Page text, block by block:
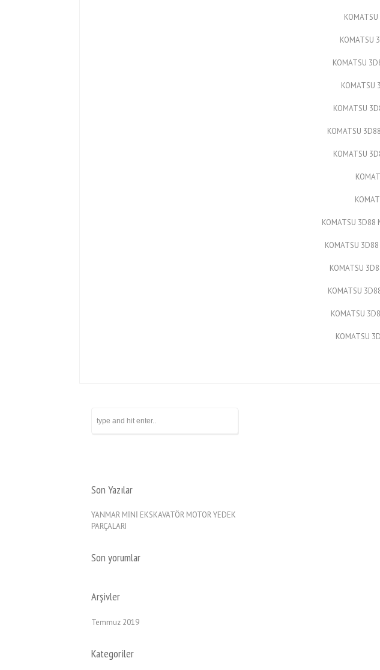
KOMATSU
KOMATSU
KOMATSU
KOMATSU
KOMATSU
KOMATSU
KOMATSU 3D88
KOMATSU 3D88
KOMATSU
KOMATSU
KOMATSU
KOMATSU
Son Yazılar
YANMAR MİNİ EKSKAVATÖR MOTOR YEDEK
PARÇALARI
Son yorumlar
Arşivler
Temmuz 2019
Kategoriler